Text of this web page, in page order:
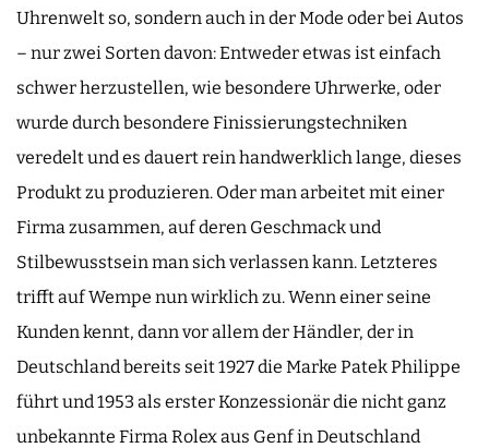
Uhrenwelt so, sondern auch in der Mode oder bei Autos
– nur zwei Sorten davon: Entweder etwas ist einfach
schwer herzustellen, wie besondere Uhrwerke, oder
wurde durch besondere Finissierungstechniken
veredelt und es dauert rein handwerklich lange, dieses
Produkt zu produzieren. Oder man arbeitet mit einer
Firma zusammen, auf deren Geschmack und
Stilbewusstsein man sich verlassen kann. Letzteres
trifft auf Wempe nun wirklich zu. Wenn einer seine
Kunden kennt, dann vor allem der Händler, der in
Deutschland bereits seit 1927 die Marke Patek Philippe
führt und 1953 als erster Konzessionär die nicht ganz
unbekannte Firma Rolex aus Genf in Deutschland